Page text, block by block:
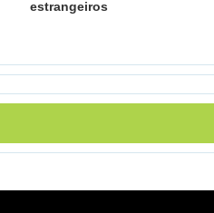
estrangeiros